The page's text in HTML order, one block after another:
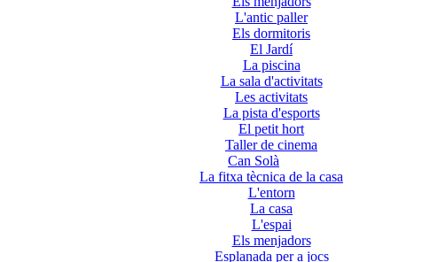
L'antic paller
Els dormitoris
El Jardí
La piscina
La sala d'activitats
Les activitats
La pista d'esports
El petit hort
Taller de cinema
Can Solà
La fitxa tècnica de la casa
L'entorn
La casa
L'espai
Els menjadors
Esplanada per a jocs